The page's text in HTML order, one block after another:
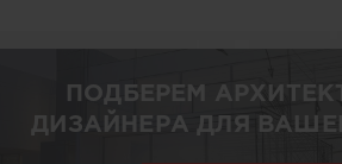
ПОДБЕРЕМ
ДИЗАЙНЕРА ДЛЯ